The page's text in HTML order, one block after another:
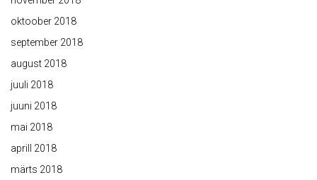
oktoober 2018
september 2018
august 2018
juuli 2018
juuni 2018
mai 2018
aprill 2018
märts 2018